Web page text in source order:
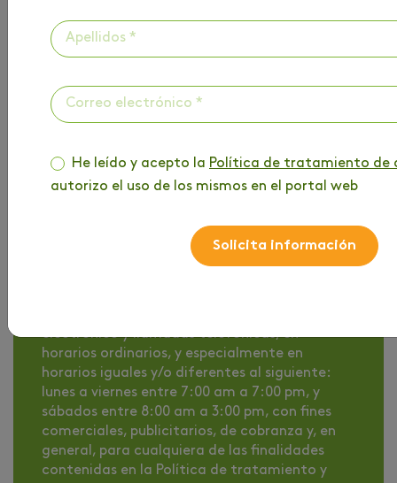
Escoge como quieres ser contactado
He leído y acepto laPolítica de
tratamiento de datos personales
De conformidad con lo dispuesto en la Ley
2300 de 2023, autorizo de manera expresa y
Área Andina, institución de educación superior
identificada con Nit. 860517302-1, para
electrónico y llamadas telefónicas, en
horarios ordinarios, y especialmente en
horarios iguales y/o diferentes al siguiente:
lunes a viernes entre 7:00 am a 7:00 pm, y
sábados entre 8:00 am a 3:00 pm, con fines
comerciales, publicitarios, de cobranza y, en
general, para cualquiera de las finalidades
contenidas en la Política de tratamiento y
He leído y acepto la Política de tratamiento de
autorizo el uso de los mismos en el portal web
Solicita información